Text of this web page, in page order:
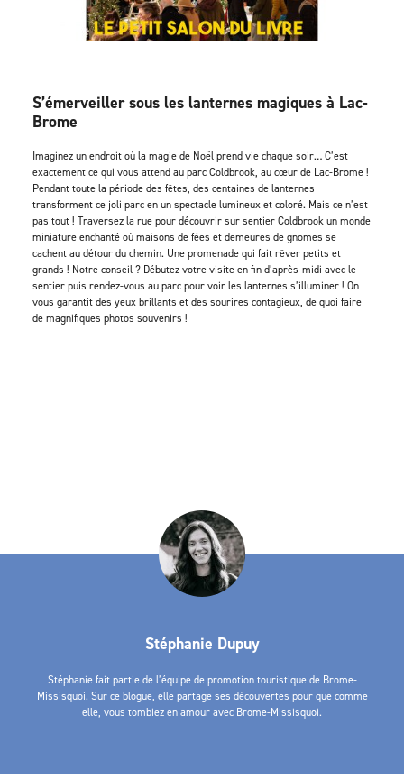
S’émerveiller sous les lanternes magiques à Lac-
Brome
Imaginez un endroit où la magie de Noël prend vie chaque soir… C’est
exactement ce qui vous attend au parc Coldbrook, au cœur de Lac-Brome !
Pendant toute la période des fêtes, des centaines de lanternes
transforment ce joli parc en un spectacle lumineux et coloré. Mais ce n’est
pas tout ! Traversez la rue pour découvrir sur sentier Coldbrook un monde
miniature enchanté où maisons de fées et demeures de gnomes se
cachent au détour du chemin. Une promenade qui fait rêver petits et
grands ! Notre conseil ? Débutez votre visite en fin d’après-midi avec le
sentier puis rendez-vous au parc pour voir les lanternes s’illuminer ! On
vous garantit des yeux brillants et des sourires contagieux, de quoi faire
de magnifiques photos souvenirs !
Stéphanie Dupuy
Stéphanie fait partie de l’équipe de promotion touristique de Brome-
Missisquoi. Sur ce blogue, elle partage ses découvertes pour que comme
elle, vous tombiez en amour avec Brome-Missisquoi.